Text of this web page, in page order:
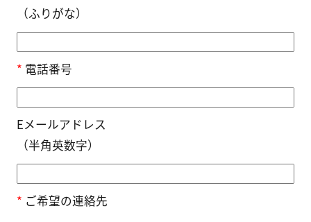
（ふりがな）
* 電話番号
Eメールアドレス
（半角英数字）
* ご希望の連絡先